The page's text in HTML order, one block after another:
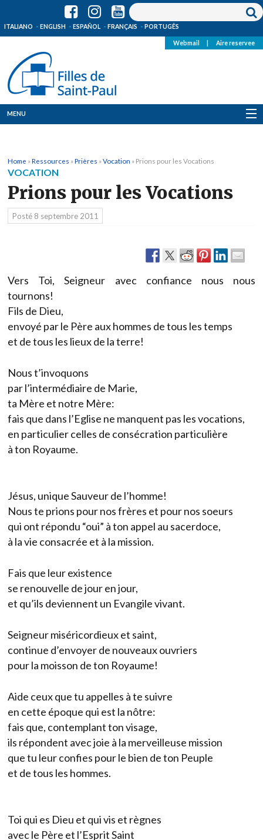
ITALIANO ENGLISH ESPAÑOL FRANÇAIS PORTUGÊS
Webmail Aire reservee
MENU
Où sommes-nous
News
Ressources
Home »Ressources »Prières »Vocation » Prions pour les Vocations
VOCATION
Prions pour les Vocations
Posté 8 septembre 2011
Vers Toi, Seigneur avec confiance nous nous
tournons!
Fils de Dieu,
envoyé par le Père aux hommes de tous les temps
et de tous les lieux de la terre!
Nous t’invoquons
par l’intermédiaire de Marie,
ta Mère et notre Mère:
fais que dans l’Eglise ne manquent pas les vocations,
en particulier celles de consécration particulière
à ton Royaume.
Jésus, unique Sauveur de l’homme!
Nous te prions pour nos frères et pour nos soeurs
qui ont répondu “oui” à ton appel au sacerdoce,
à la vie consacrée et à la mission.
Fais que leur existence
se renouvelle de jour en jour,
et qu’ils deviennent un Evangile vivant.
Seigneur miséricordieux et saint,
continue d’envoyer de nouveaux ouvriers
pour la moisson de ton Royaume!
Aide ceux que tu appelles à te suivre
en cette époque qui est la nôtre:
fais que, contemplant ton visage,
ils répondent avec joie à la merveilleuse mission
que tu leur confies pour le bien de ton Peuple
et de tous les hommes.
Toi qui es Dieu et qui vis et règnes
avec le Père et l’Esprit Saint